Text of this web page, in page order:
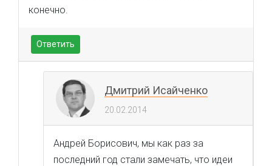
конечно.
Ответить
Дмитрий Исайченко
20.02.2014
Андрей Борисович, мы как раз за
последний год стали замечать, что идеи